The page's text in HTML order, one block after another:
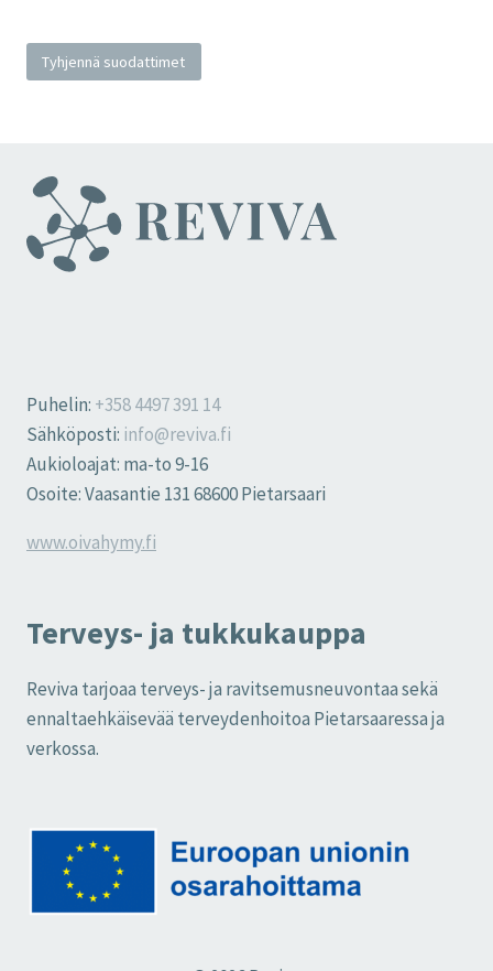
Tyhjennä suodattimet
Puhelin: +358 4497 391 14
Sähköposti: info@reviva.fi
Aukioloajat: ma-to 9-16
Osoite: Vaasantie 131 68600 Pietarsaari
www.oivahymy.fi
Terveys- ja tukkukauppa
Reviva tarjoaa terveys- ja ravitsemusneuvontaa sekä
ennaltaehkäisevää terveydenhoitoa Pietarsaaressa ja
verkossa.